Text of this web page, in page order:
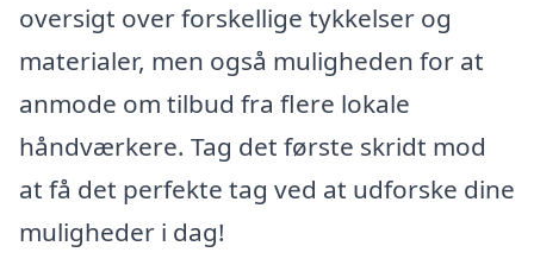
oversigt over forskellige tykkelser og
materialer, men også muligheden for at
anmode om tilbud fra flere lokale
håndværkere. Tag det første skridt mod
at få det perfekte tag ved at udforske dine
muligheder i dag!